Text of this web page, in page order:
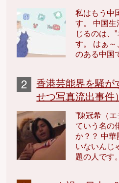
私はもう中
す。 中国
じるのは、
す。 はぁ～
のある中国
香港芸能界を騒が
せつ写真流出事件）
”陳冠希（
ていう名の
か？？ 中華
いないんじ
題の人です